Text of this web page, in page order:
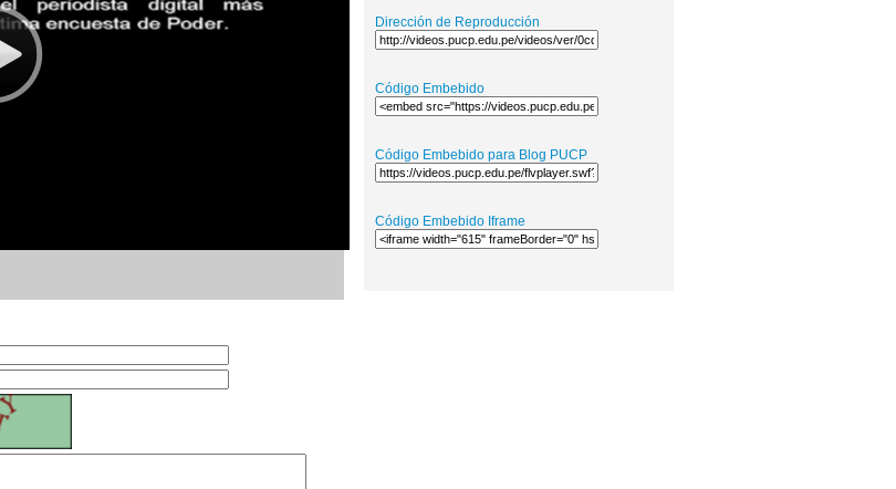
Dirección de Reproducción
Código Embebido
Código Embebido para Blog PUCP
Código Embebido Iframe